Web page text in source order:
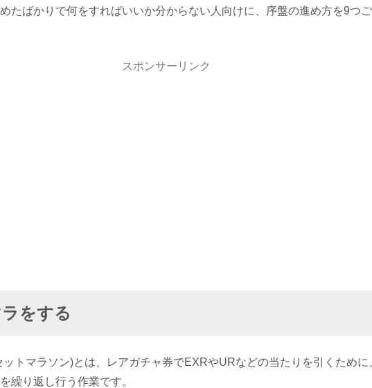
たばかりで何をすればいいか分からない人向けに、序盤の進め方を9つ
スポンサーリンク
をする
ットマラソン)とは、レアガチャ券でEXRやURなどの当たりを引くために
繰り返し行う作業です。